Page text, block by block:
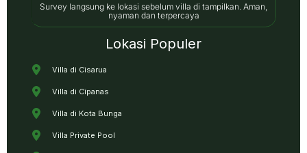
Survey langsung ke lokasi sebelum villa di tampilkan. Aman,
nyaman dan terpercaya
Lokasi Populer
Villa di Cisarua
Villa di Cipanas
Villa di Kota Bunga
Villa Private Pool